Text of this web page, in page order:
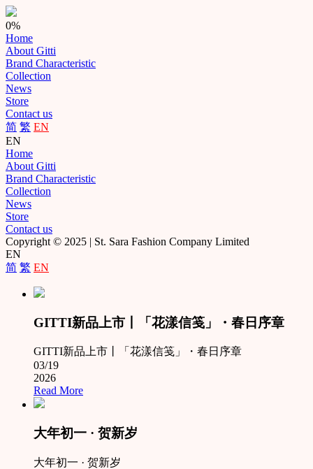
0%
Home
About Gitti
Brand Characteristic
Collection
News
Store
Contact us
简 繁 EN
EN
Home
About Gitti
Brand Characteristic
Collection
News
Store
Contact us
Copyright © 2025 | St. Sara Fashion Company Limited
EN
简 繁 EN
GITTI新品上市丨「花漾信笺」・春日序章
GITTI新品上市丨「花漾信笺」・春日序章
03/19
2026
Read More
大年初一 · 贺新岁
大年初一 · 贺新岁